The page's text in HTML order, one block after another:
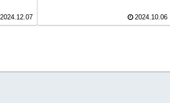
が難点
の段階...
2024.12.07
間足の環境認識によりテクニカルに沿
ってトレードして、大きな値動きが期...
2024.10.06